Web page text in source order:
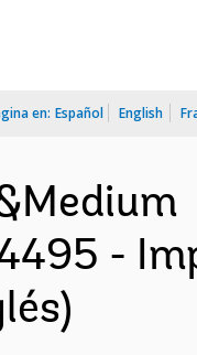
en: Español English
-